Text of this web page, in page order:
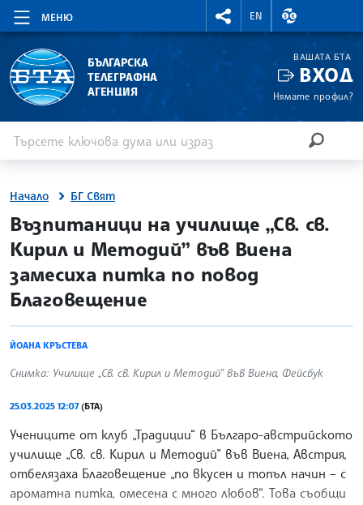
МЕНЮ
RIGHTMENU.SOCIAL
EN
ВАЛУТНИ
БЪЛГАРСКА
ТЕЛЕГРАФНА
АГЕНЦИЯ
ВАШАТА БТА
ВХОД
Нямате профил?
Начало БГ Свят
site.bta
Възпитаници на училище „Св. св.
Кирил и Методий” във Виена
замесиха питка по повод
Благовещение
ЙОАНА КРЪСТЕВА
Снимка: Училище „Св. св. Кирил и Методий” във Виена, Фейсбук
25.03.2025 12:07(БТА)
Учениците от клуб „Традиции“ в Българо-австрийското
училище „Св. св. Кирил и Методий” във Виена, Австрия,
отбелязаха Благовещение „по вкусен и топъл начин – с
ароматна питка, омесена с много любов“. Това съобщи